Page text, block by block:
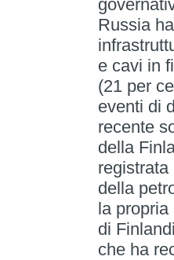
Russia
e cavi in
(21 per
eventi di
recente
della
della
la
di
che ha